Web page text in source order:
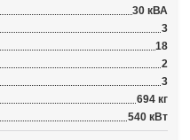
30 кВА
3
18
2
3
694 кг
540 кВт